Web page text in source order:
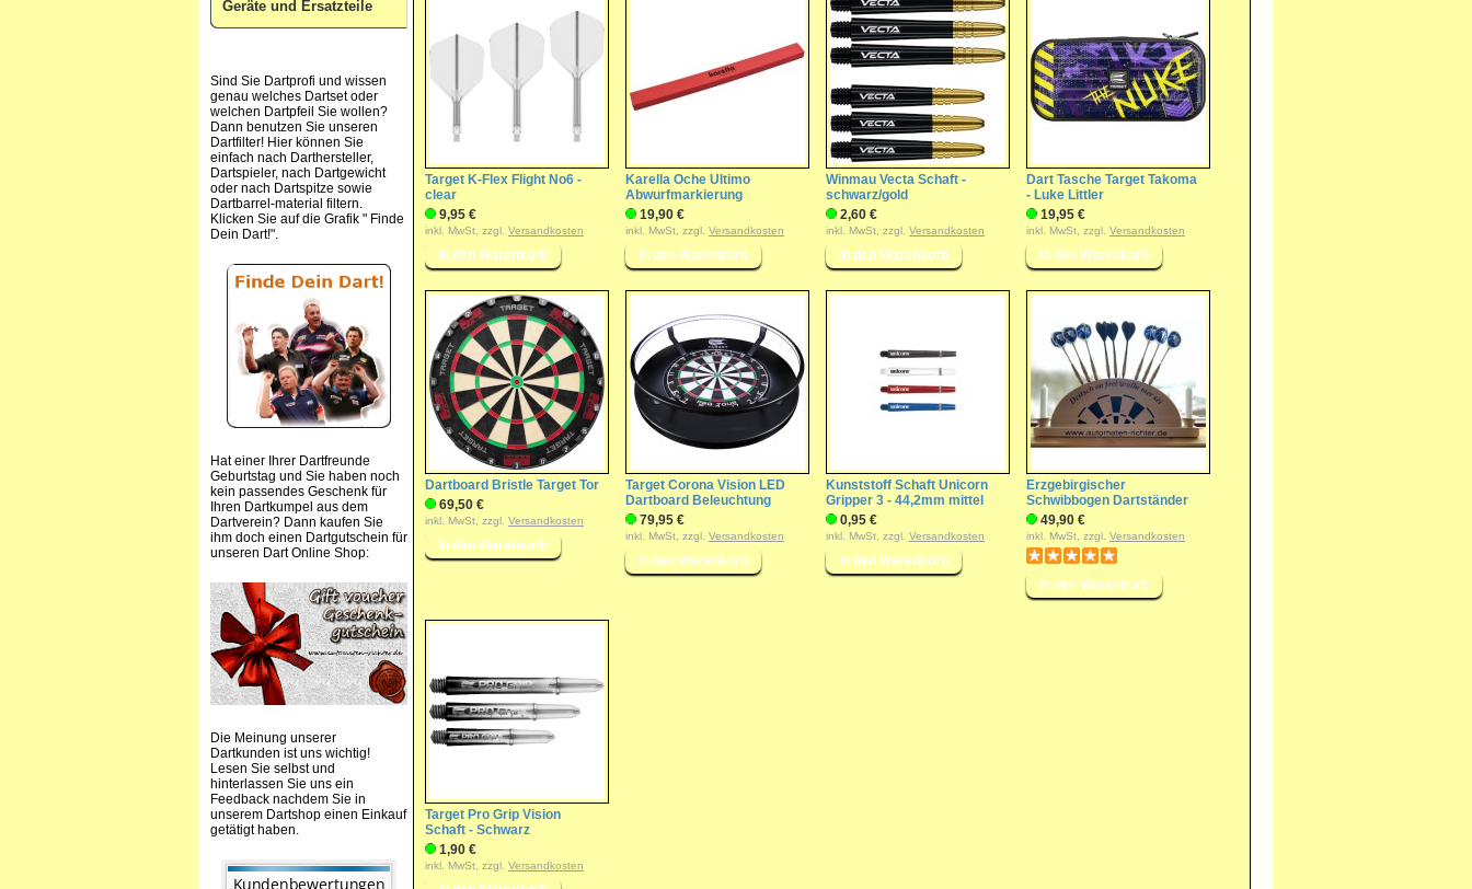
Geräte und Ersatzteile
Sind Sie Dartprofi und wissen
genau welches Dartset oder
welchen Dartpfeil Sie wollen?
Dann benutzen Sie unseren
Dartfilter! Hier können Sie
einfach nach Darthersteller,
Dartspieler, nach Dartgewicht
oder nach Dartspitze sowie
Dartbarrel-material filtern.
Klicken Sie auf die Grafik " Finde
Dein Dart!".
Hat einer Ihrer Dartfreunde
Geburtstag und Sie haben noch
kein passendes Geschenk für
Ihren Dartkumpel aus dem
Dartverein? Dann kaufen Sie
ihm doch einen Dartgutschein für
unseren Dart Online Shop:
Die Meinung unserer
Dartkunden ist uns wichtig!
Lesen Sie selbst und
hinterlassen Sie uns ein
Feedback nachdem Sie in
unserem Dartshop einen Einkauf
getätigt haben.
Target K-Flex Flight No6 -
clear
9,95 €
inkl. MwSt, zzgl. Versandkosten
Karella Oche Ultimo
Abwurfmarkierung
19,90 €
inkl. MwSt, zzgl. Versandkosten
Winmau Vecta Schaft -
schwarz/gold
2,60 €
inkl. MwSt, zzgl. Versandkosten
Dart Tasche Target Takoma
- Luke Littler
19,95 €
inkl. MwSt, zzgl. Versandkosten
Dartboard Bristle Target Tor
69,50 €
inkl. MwSt, zzgl. Versandkosten
Target Corona Vision LED
Dartboard Beleuchtung
79,95 €
inkl. MwSt, zzgl. Versandkosten
Kunststoff Schaft Unicorn
Gripper 3 - 44,2mm mittel
0,95 €
inkl. MwSt, zzgl. Versandkosten
Erzgebirgischer
Schwibbogen Dartständer
49,90 €
inkl. MwSt, zzgl. Versandkosten
Target Pro Grip Vision
Schaft - Schwarz
1,90 €
inkl. MwSt, zzgl. Versandkosten